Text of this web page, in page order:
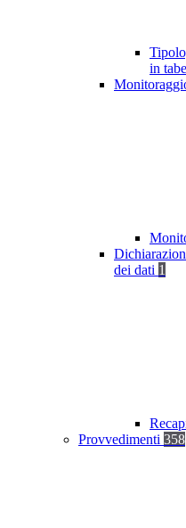
in
dei dati 1
Provvedimenti 358